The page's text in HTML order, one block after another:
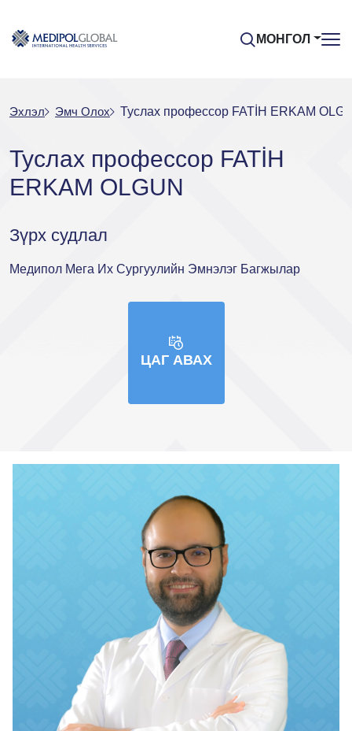
МОНГОЛ
Эхлэл Эмч Oлох Туслах профессор FATİH ERKAM
Туслах профессор FATİH
ERKAM OLGUN
Зүрх судлал
Медипол Мега Их Сургуулийн Эмнэлэг Багжылар
ЦАГ АВАХ